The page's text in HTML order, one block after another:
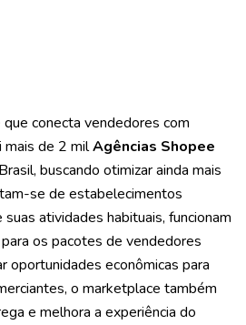
conecta vendedores com
mais de 2 milAgências Shopee
buscando otimizar ainda mais
se de estabelecimentos
atividades habituais, funcionam
os pacotes de vendedores
oportunidades econômicas para
o marketplace também
e melhora a experiência do